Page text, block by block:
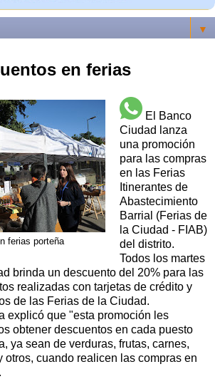
▼
en ferias
ferias porteña
El Banco
Ciudad lanza
una promoción
para las compras
en las Ferias
Itinerantes de
Abastecimiento
Barrial (Ferias de
la Ciudad - FIAB)
del distrito.
Todos los martes
brinda un descuento del 20% para las
realizadas con tarjetas de crédito y
de las Ferias de la Ciudad.
explicó que "esta promoción les
obtener descuentos en cada puesto
ya sean de verduras, frutas, carnes,
otros, cuando realicen las compras en